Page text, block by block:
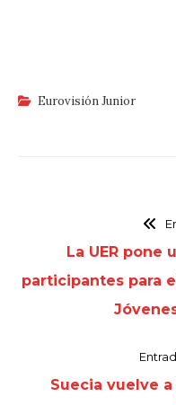
Eurovisión Junior
La UER pone
participantes para
Suecia vuelve